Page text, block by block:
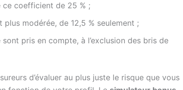
ce coefficient de 25 % ;
modérée, de 12,5 % seulement ;
pris en compte, à l’exclusion des bris de
d’évaluer au plus juste le risque que vous